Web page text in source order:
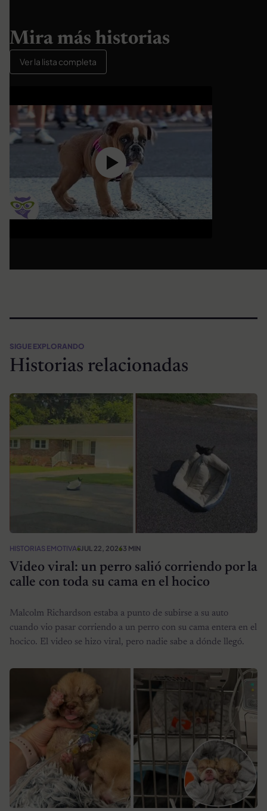
Mira más historias
Ver la lista completa
SIGUE EXPLORANDO
Historias relacionadas
HISTORIAS EMOTIVASJUL 22, 20263 MIN
Video viral: un perro salió corriendo por la
calle con toda su cama en el hocico
Malcolm Richardson estaba a punto de subirse a su auto
cuando vio pasar corriendo a un perro con su cama entera en el
hocico. El video se hizo viral, pero nadie sabe a dónde llegó.